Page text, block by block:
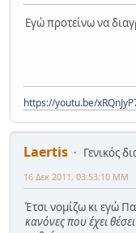
Εγώ προτείνω να
https://youtu.be/
Laertis
Γενικός
16 Δεκ 2011, 03:53:10 ΜΜ
Έτσι νομίζω κι εγώ
κανόνες που έχει θέσει